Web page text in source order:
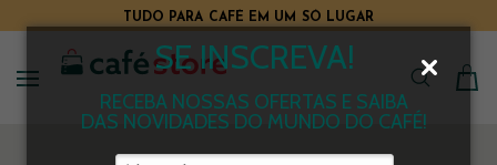
SE INSCREVA!
RECEBA NOSSAS OFERTAS E SAIBA
DAS NOVIDADES DO MUNDO DO CAFÉ!
TUDO PARA CAFÉ EM UM SÓ LUGAR